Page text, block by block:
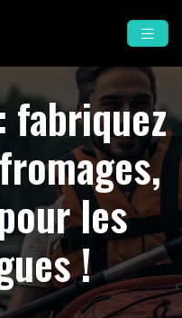
fabriquez
les
!